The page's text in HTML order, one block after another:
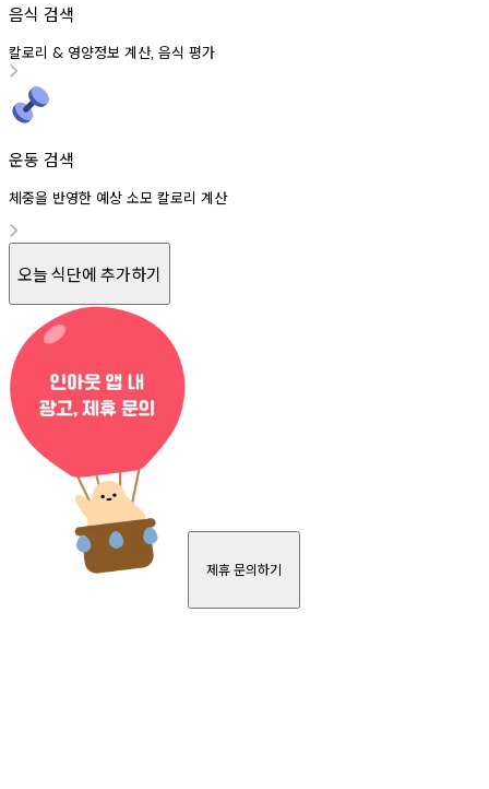
음식 검색
칼로리 & 영양정보 계산, 음식 평가
운동 검색
체중을 반영한 예상 소모 칼로리 계산
오늘 식단에 추가하기
제휴 문의하기